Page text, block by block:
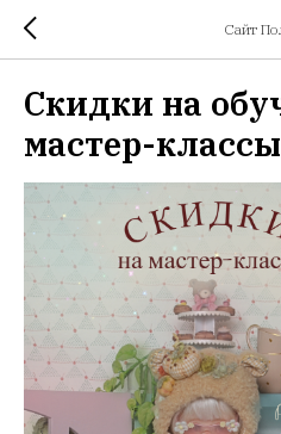
Сайт
Скидки на
мастер-классы